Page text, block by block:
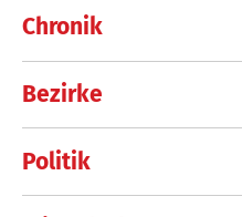
Chronik
Bezirke
Politik